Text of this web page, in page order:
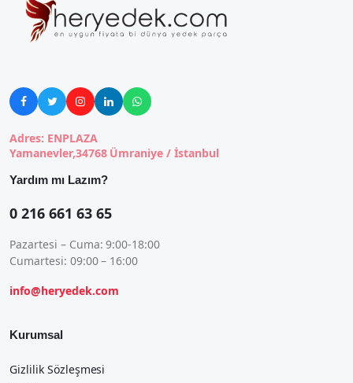
    
Adres: ENPLAZA
Yamanevler,34768 Ümraniye / İstanbul
Yardım mı Lazım?
0 216 661 63 65
Pazartesi – Cuma: 9:00-18:00
Cumartesi: 09:00 – 16:00
info@heryedek.com
Kurumsal
Gizlilik Sözleşmesi